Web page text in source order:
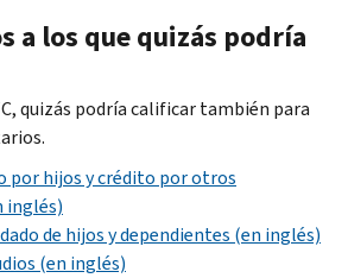
a los que quizás podría
quizás podría calificar también para
hijos y crédito por otros
inglés)
de hijos y dependientes (en inglés)
(en inglés)